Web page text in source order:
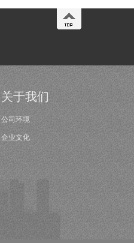
关于我们
公司环境
企业文化